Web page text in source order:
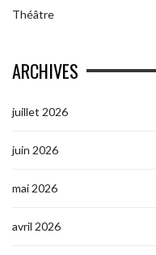
Théâtre
ARCHIVES
juillet 2026
juin 2026
mai 2026
avril 2026